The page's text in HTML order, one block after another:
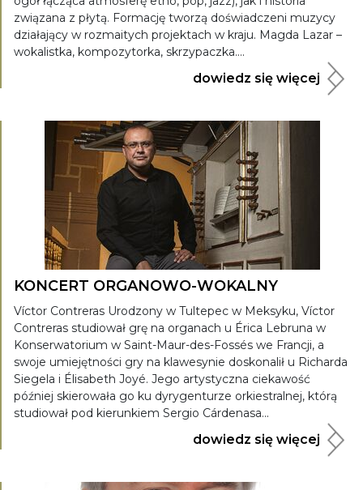
związana z płytą. Formację tworzą doświadczeni muzycy
działający w rozmaitych projektach w kraju. Magda Lazar –
wokalistka, kompozytorka, skrzypaczka....
dowiedz się więcej
KONCERT ORGANOWO-WOKALNY
Víctor Contreras Urodzony w Tultepec w Meksyku, Víctor
Contreras studiował grę na organach u Érica Lebruna w
Konserwatorium w Saint-Maur-des-Fossés we Francji, a
swoje umiejętności gry na klawesynie doskonalił u Richarda
Siegela i Élisabeth Joyé. Jego artystyczna ciekawość
później skierowała go ku dyrygenturze orkiestralnej, którą
studiował pod kierunkiem Sergio Cárdenasa...
dowiedz się więcej